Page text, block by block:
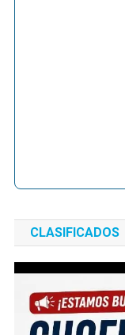
CLASIFICADOS